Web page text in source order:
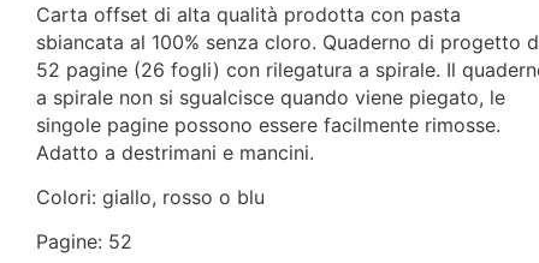
Carta offset di alta qualità prodotta con pasta
sbiancata al 100% senza cloro. Quaderno di progetto
52 pagine (26 fogli) con rilegatura a spirale. Il
a spirale non si sgualcisce quando viene piegato, le
Adatto a destrimani e mancini.
Colori: giallo, rosso o blu
Pagine: 52